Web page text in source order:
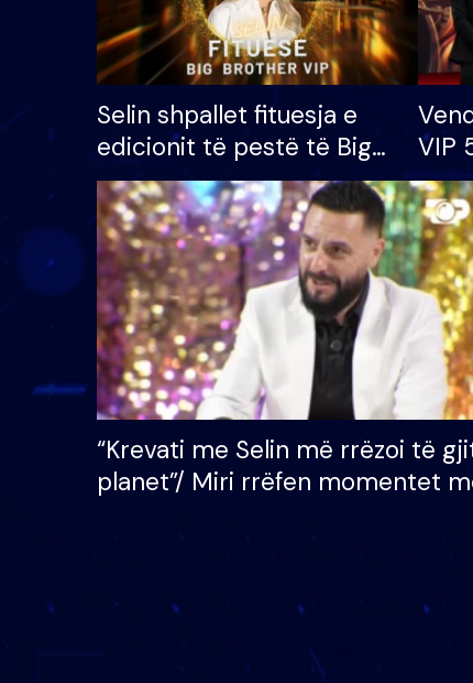
Selin shpallet fituesja e
edicionit të pestë të Big
Brother VIP, rrëmben
çmimin e madh prej 100
mijë eurosh
VIP
“Krevati me Selin më rrëzoi të
planet”/ Miri rrëfen momentet
mungojë zilja e mëngjesit kur…